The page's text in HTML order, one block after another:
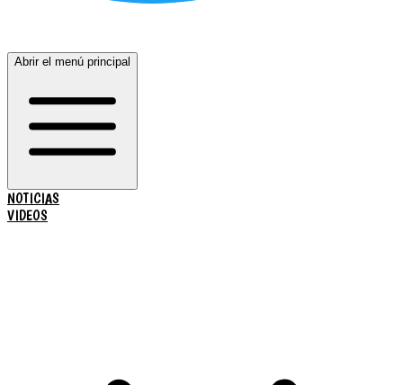
Abrir el menú principal
NOTICIAS
VIDEOS